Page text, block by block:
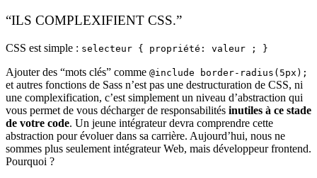
“ILS COMPLEXIFIENT CSS.”
CSS est simple : selecteur { propriété: valeur ; }
Ajouter des “mots clés” comme @include border-radius(5px);
et autres fonctions de Sass n’est pas une destructuration de CSS, ni
une complexification, c’est simplement un niveau d’abstraction qui
vous permet de vous décharger de responsabilités inutiles à ce stade
de votre code. Un jeune intégrateur devra comprendre cette
abstraction pour évoluer dans sa carrière. Aujourd’hui, nous ne
sommes plus seulement intégrateur Web, mais développeur frontend.
Pourquoi ?